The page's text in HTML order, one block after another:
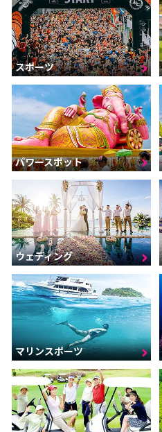
スポーツ
パワースポット
ウェディング
マリンスポーツ